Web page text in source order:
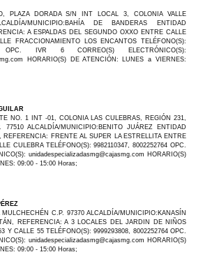
PLAZA DORADA S/N INT LOCAL 3, COLONIA VALLE
MUNICIPIO:BAHÍA DE BANDERAS ENTIDAD
A ESPALDAS DEL SEGUNDO OXXO ENTRE CALLE
FRACCIONAMIENTO LOS ENCANTOS TELÉFONO(S):
OPC. IVR 6 CORREO(S) ELECTRÓNICO(S):
HORARIO(S) DE ATENCIÓN: LUNES a VIERNES:
NO. 1 INT -01, COLONIA LAS CULEBRAS, REGIÓN 231,
ALCALDÍA/MUNICIPIO:BENITO JUÁREZ ENTIDAD
REFERENCIA: FRENTE AL SUPER LA ESTRELLITA ENTRE
CULEBRA TELÉFONO(S): 9982110347, 8002252764 OPC.
unidadespecializadasmg@cajasmg.com HORARIO(S)
09:00 - 15:00 Horas;
C.P. 97370 ALCALDÍA/MUNICIPIO:KANASÍN
REFERENCIA: A 3 LOCALES DEL JARDIN DE NIÑOS
Y CALLE 55 TELÉFONO(S): 9999293808, 8002252764 OPC.
unidadespecializadasmg@cajasmg.com HORARIO(S)
09:00 - 15:00 Horas;